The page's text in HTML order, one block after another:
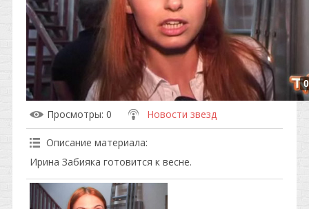
Просмотры: 0 Новости звезд
Описание материала:
Ирина Забияка готовится к весне.